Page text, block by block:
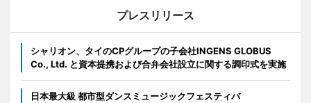
プレスリリース
シャリオン、タイのCPグループの子会社INGENS GLOBUS
Co., Ltd. と資本提携および合弁会社設立に関する調印式を実施
日本最大級 都市型ダンスミュージックフェスティバ